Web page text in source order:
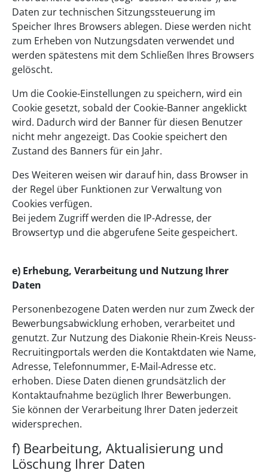
Daten zur technischen Sitzungssteuerung im
Speicher Ihres Browsers ablegen. Diese werden nicht
zum Erheben von Nutzungsdaten verwendet und
werden spätestens mit dem Schließen Ihres Browsers
gelöscht.
Um die Cookie-Einstellungen zu speichern, wird ein
Cookie gesetzt, sobald der Cookie-Banner angeklickt
wird. Dadurch wird der Banner für diesen Benutzer
nicht mehr angezeigt. Das Cookie speichert den
Zustand des Banners für ein Jahr.
Des Weiteren weisen wir darauf hin, dass Browser in
der Regel über Funktionen zur Verwaltung von
Cookies verfügen.
Bei jedem Zugriff werden die IP-Adresse, der
Browsertyp und die abgerufene Seite gespeichert.
e) Erhebung, Verarbeitung und Nutzung Ihrer
Daten
Personenbezogene Daten werden nur zum Zweck der
Bewerbungsabwicklung erhoben, verarbeitet und
genutzt. Zur Nutzung des Diakonie Rhein-Kreis Neuss-
Recruitingportals werden die Kontaktdaten wie Name,
Adresse, Telefonnummer, E-Mail-Adresse etc.
erhoben. Diese Daten dienen grundsätzlich der
Kontaktaufnahme bezüglich Ihrer Bewerbungen.
Sie können der Verarbeitung Ihrer Daten jederzeit
widersprechen.
f) Bearbeitung, Aktualisierung und
Löschung Ihrer Daten